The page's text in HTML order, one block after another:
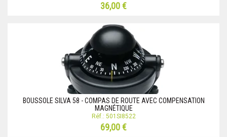
36,00 €
BOUSSOLE SILVA 58 - COMPAS DE ROUTE AVEC COMPENSATION
MAGNÉTIQUE
Réf.: 501SI8522
69,00 €